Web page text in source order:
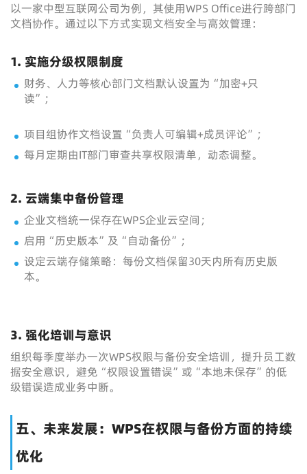
以一家中型互联网公司为例，其使用WPS Office进行跨部门
文档协作。通过以下方式实现文档安全与高效管理：
1. 实施分级权限制度
财务、人力等核心部门文档默认设置为“加密+只
读”；
项目组协作文档设置“负责人可编辑+成员评论”；
每月定期由IT部门审查共享权限清单，动态调整。
2. 云端集中备份管理
企业文档统一保存在WPS企业云空间；
启用“历史版本”及“自动备份”；
设定云端存储策略：每份文档保留30天内所有历史版
本。
3. 强化培训与意识
组织每季度举办一次WPS权限与备份安全培训，提升员工数
据安全意识，避免“权限设置错误”或“本地未保存”的低
级错误造成业务中断。
五、未来发展：WPS在权限与备份方面的持续
优化